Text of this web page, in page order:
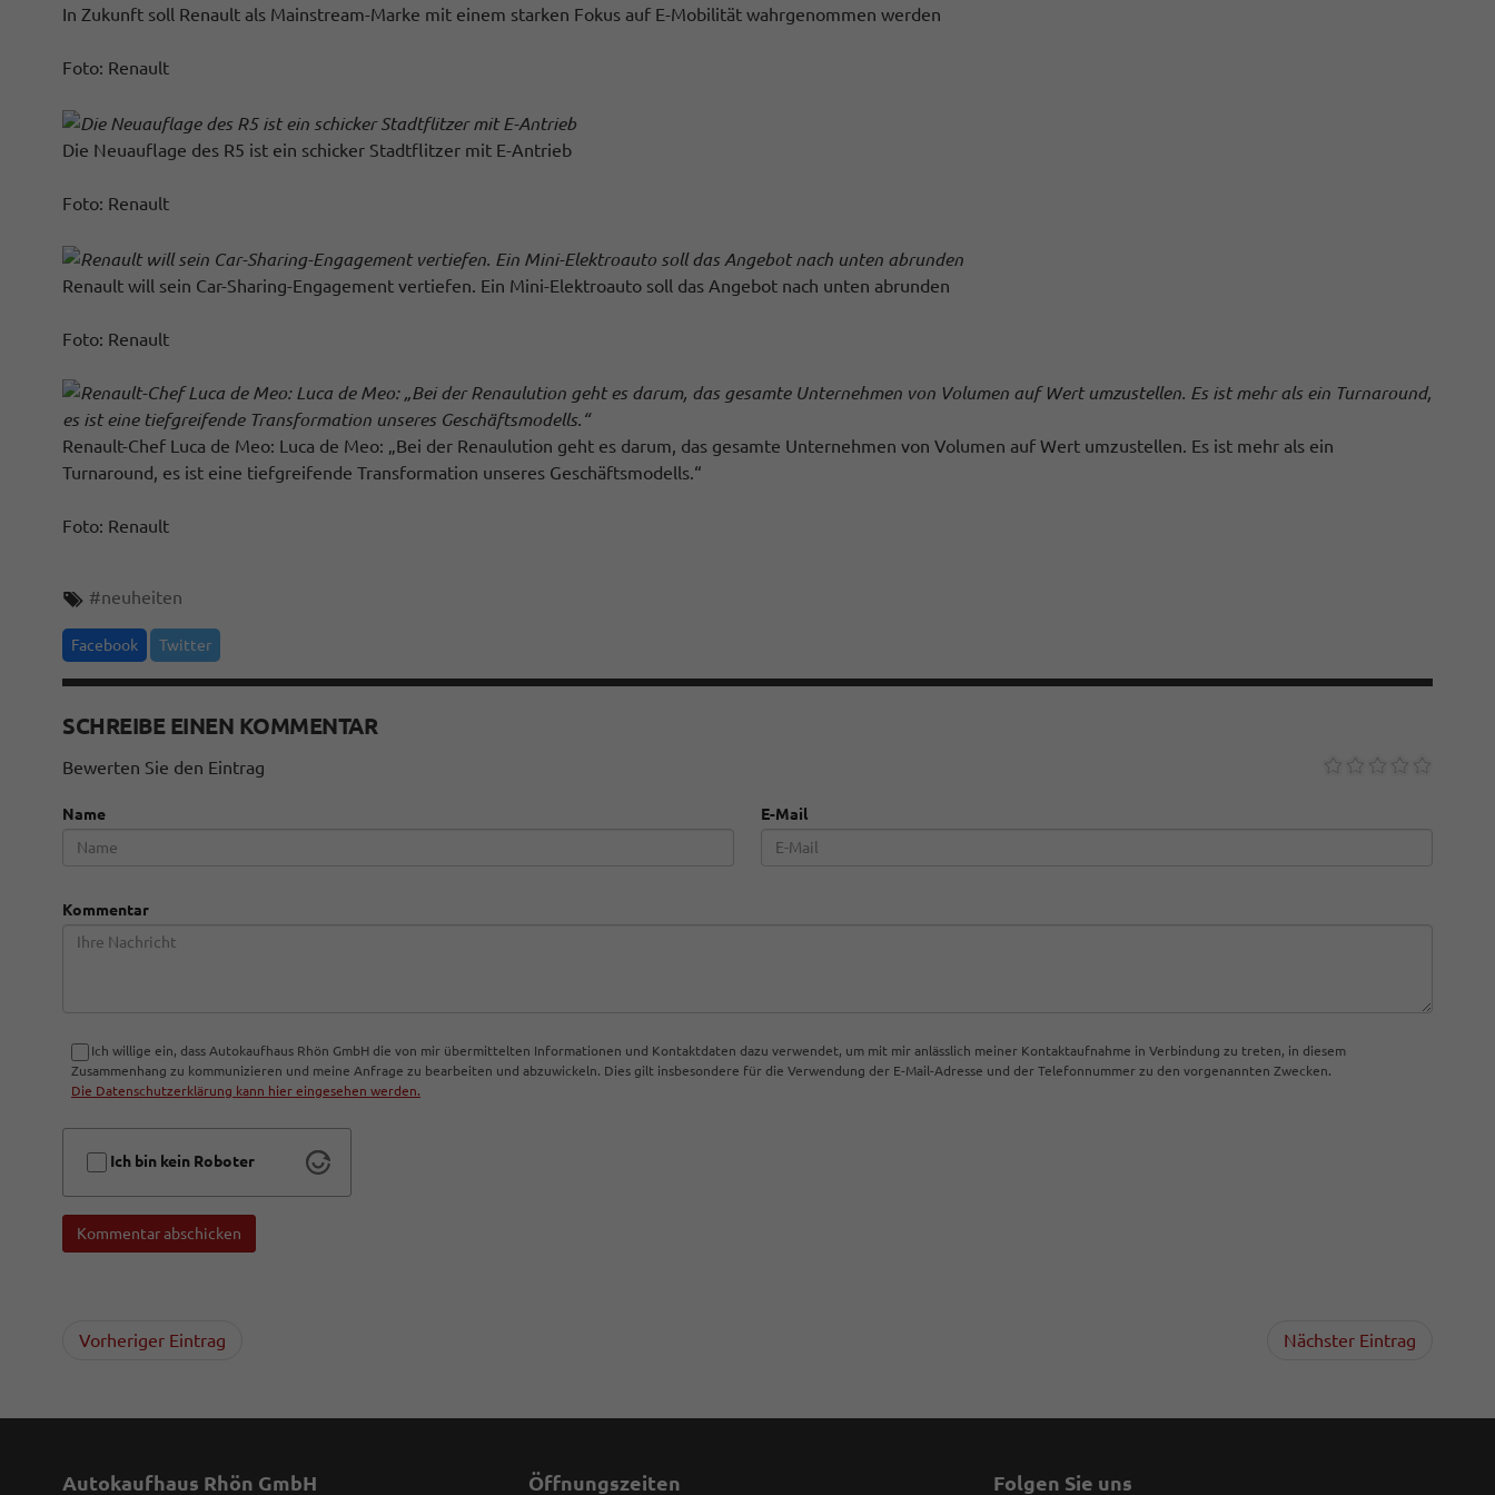
In Zukunft soll Renault als Mainstream-Marke mit einem starken Fokus auf E-Mobilität wahrgenommen werden
Foto: Renault
Die Neuauflage des R5 ist ein schicker Stadtflitzer mit E-Antrieb
Foto: Renault
Renault will sein Car-Sharing-Engagement vertiefen. Ein Mini-Elektroauto soll das Angebot nach unten abrunden
Foto: Renault
Renault-Chef Luca de Meo: Luca de Meo: „Bei der Renaulution geht es darum, das gesamte Unternehmen von Volumen auf Wert umzustellen. Es ist mehr als ein
Turnaround, es ist eine tiefgreifende Transformation unseres Geschäftsmodells.“
Foto: Renault
#neuheiten
Facebook Twitter
SCHREIBE EINEN KOMMENTAR
Bewerten Sie den Eintrag
Name E-Mail
Kommentar
Ich willige ein, dass Autokaufhaus Rhön GmbH die von mir übermittelten Informationen und Kontaktdaten dazu verwendet, um mit mir anlässlich meiner Kontaktaufnahme in Verbindung zu treten, in diesem
Zusammenhang zu kommunizieren und meine Anfrage zu bearbeiten und abzuwickeln. Dies gilt insbesondere für die Verwendung der E-Mail-Adresse und der Telefonnummer zu den vorgenannten Zwecken.
Die Datenschutzerklärung kann hier eingesehen werden.
Ich bin kein Roboter
Kommentar abschicken
Vorheriger Eintrag Nächster Eintrag
Autokaufhaus Rhön GmbH Öffnungszeiten Folgen Sie uns